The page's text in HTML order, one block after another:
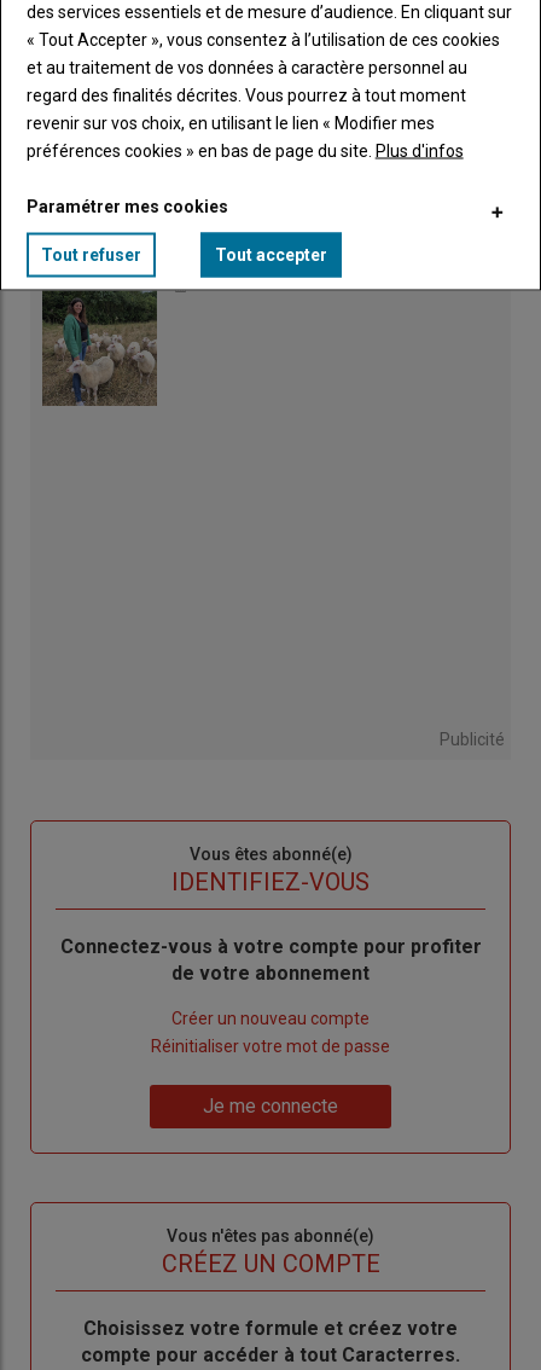
Les Prim'Hostein sur le ring
Pâturage et ACS pour protéger l'eau
Publicité
Vous êtes abonné(e)
IDENTIFIEZ-VOUS
Body
Connectez-vous à votre compte pour profiter
de votre abonnement
Créer un nouveau compte
de
Réinitialiser votre mot de passe
me
Je me connecte
Vous n'êtes pas abonné(e)
CRÉEZ UN COMPTE
BodyChoisissez votre formule et créez votre
compte pour accéder à tout Caracterres.
des services essentiels et de mesure d’audience. En cliquant sur
« Tout Accepter », vous consentez à l’utilisation de ces cookies
et au traitement de vos données à caractère personnel au
regard des finalités décrites. Vous pourrez à tout moment
revenir sur vos choix, en utilisant le lien « Modifier mes
préférences cookies » en bas de page du site. Plus d'infos
Paramétrer mes cookies
Tout refuser Tout accepter